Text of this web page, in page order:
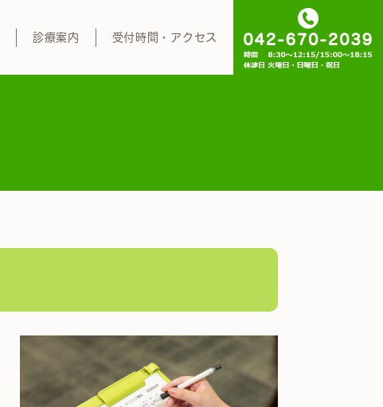
診療案内 受付時間・アクセス